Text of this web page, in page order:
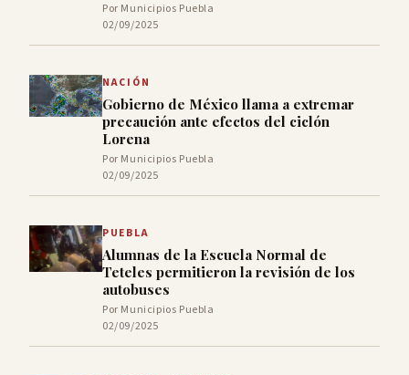
Por Municipios Puebla
02/09/2025
NACIÓN
Gobierno de México llama a extremar
precaución ante efectos del ciclón
Lorena
Por Municipios Puebla
02/09/2025
PUEBLA
Alumnas de la Escuela Normal de
Teteles permitieron la revisión de los
autobuses
Por Municipios Puebla
02/09/2025